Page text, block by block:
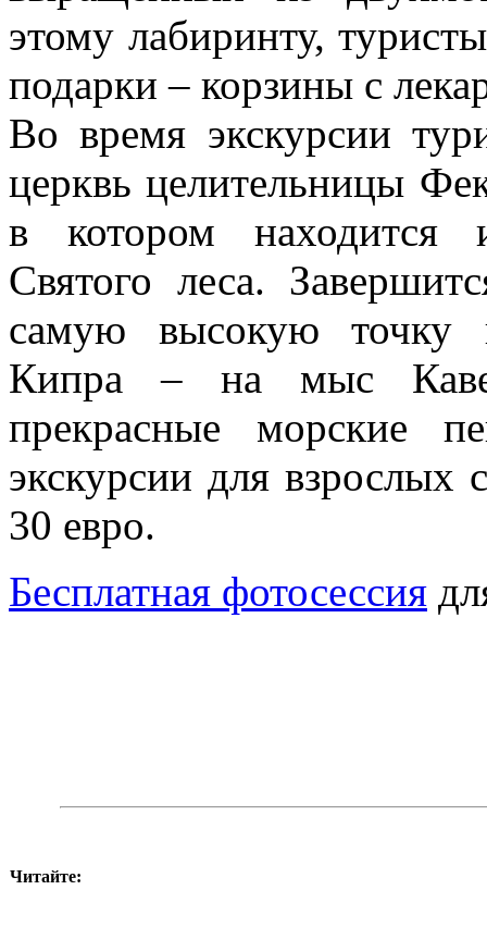
этому лабиринту,
подарки – корзины с
Во время экскурсии
церквь целительницы
в котором находится
Святого леса.
самую высокую точку
Кипра – на мыс Каве
прекрасные морские
экскурсии для взрослых
30 евро.
Бесплатная фотосессия
Читайте: